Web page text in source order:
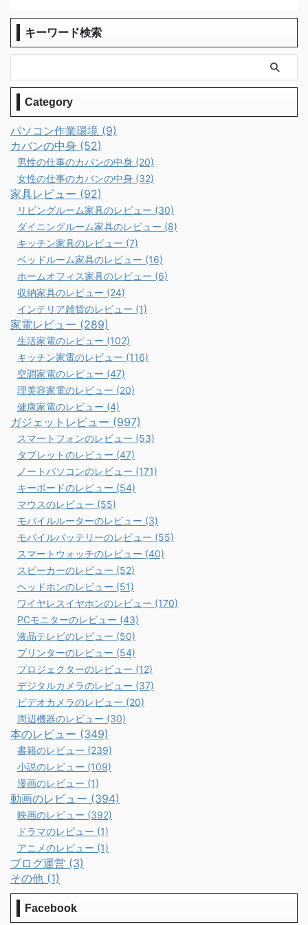
キーワード検索
Category
パソコン作業環境 (9)
カバンの中身 (52)
男性の仕事のカバンの中身 (20)
女性の仕事のカバンの中身 (32)
家具レビュー (92)
リビングルーム家具のレビュー (30)
ダイニングルーム家具のレビュー (8)
キッチン家具のレビュー (7)
ベッドルーム家具のレビュー (16)
ホームオフィス家具のレビュー (6)
収納家具のレビュー (24)
インテリア雑貨のレビュー (1)
家電レビュー (289)
生活家電のレビュー (102)
キッチン家電のレビュー (116)
空調家電のレビュー (47)
理美容家電のレビュー (20)
健康家電のレビュー (4)
ガジェットレビュー (997)
スマートフォンのレビュー (53)
タブレットのレビュー (47)
ノートパソコンのレビュー (171)
キーボードのレビュー (54)
マウスのレビュー (55)
モバイルルーターのレビュー (3)
モバイルバッテリーのレビュー (55)
スマートウォッチのレビュー (40)
スピーカーのレビュー (52)
ヘッドホンのレビュー (51)
ワイヤレスイヤホンのレビュー (170)
PCモニターのレビュー (43)
液晶テレビのレビュー (50)
プリンターのレビュー (54)
プロジェクターのレビュー (12)
デジタルカメラのレビュー (37)
ビデオカメラのレビュー (20)
周辺機器のレビュー (30)
本のレビュー (349)
書籍のレビュー (239)
小説のレビュー (109)
漫画のレビュー (1)
動画のレビュー (394)
映画のレビュー (392)
ドラマのレビュー (1)
アニメのレビュー (1)
ブログ運営 (3)
その他 (1)
Facebook